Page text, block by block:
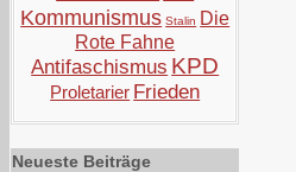
Kommunismus Stalin Die
Rote Fahne
Antifaschismus KPD
Proletarier Frieden
Neueste Beiträge